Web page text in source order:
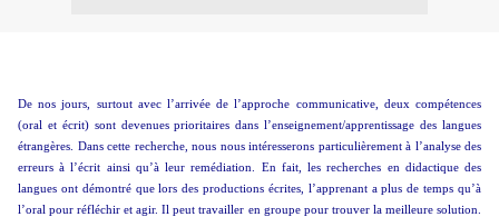
De nos jours, surtout avec l’arrivée de l’approche communicative, deux compétences
(oral et écrit) sont devenues prioritaires dans l’enseignement/apprentissage des langues
étrangères. Dans cette recherche, nous nous intéresserons particulièrement à l’analyse des
erreurs à l’écrit ainsi qu’à leur remédiation. En fait, les recherches en didactique des
langues ont démontré que lors des productions écrites, l’apprenant a plus de temps qu’à
l’oral pour réfléchir et agir. Il peut travailler en groupe pour trouver la meilleure solution.